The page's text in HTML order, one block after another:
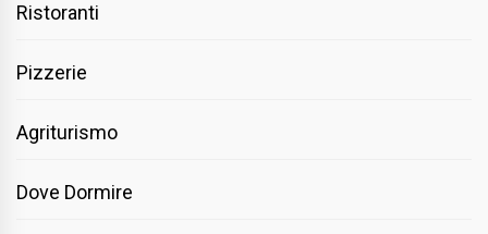
Ristoranti
Pizzerie
Agriturismo
Dove Dormire